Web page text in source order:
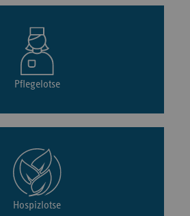
Pflegelotse
Hospizlotse